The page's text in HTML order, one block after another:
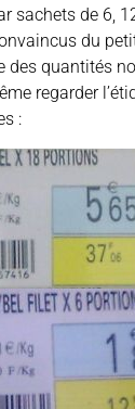
sachets de 6,
du
des quantités
regarder
: